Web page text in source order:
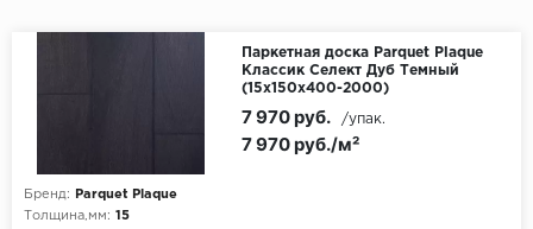
Паркетная доска Parquet Plaque
Классик Селект Дуб Темный
(15х150х400-2000)
Бренд:
Parquet Plaque
Толщина,мм: 15
7 970 руб./м²
7 970 руб. /упак.